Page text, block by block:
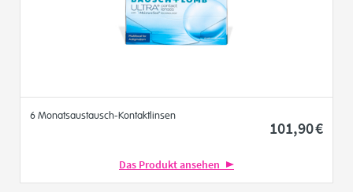
6 Monatsaustausch-Kontaktlinsen
101,90€
Das Produkt ansehen